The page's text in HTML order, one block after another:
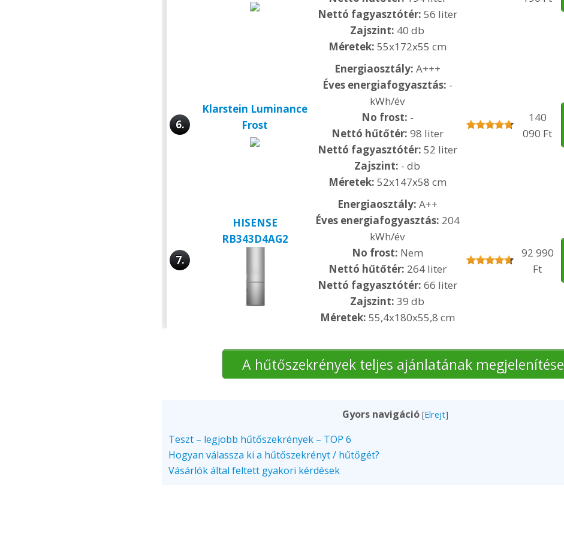
Nettó fagyasztótér: 56 liter
Zajszint: 40 db
Méretek: 55x172x55 cm
6.
Klarstein Luminance
Frost
Energiaosztály: A+++
Éves energiafogyasztás: -
kWh/év
No frost: -
Nettó hűtőtér: 98 liter
Nettó fagyasztótér: 52 liter
Zajszint: - db
Méretek: 52x147x58 cm
140
090 Ft
7.
HISENSE
RB343D4AG2
Energiaosztály: A++
Éves energiafogyasztás: 204
kWh/év
No frost: Nem
Nettó hűtőtér: 264 liter
Nettó fagyasztótér: 66 liter
Zajszint: 39 db
Méretek: 55,4x180x55,8 cm
92 990
Ft
A hűtőszekrények teljes ajánlatának megjelenítése
Gyors navigáció [Elrejt]
Teszt – legjobb hűtőszekrények – TOP 6
Hogyan válassza ki a hűtőszekrényt / hűtőgét?
Vásárlók által feltett gyakori kérdések